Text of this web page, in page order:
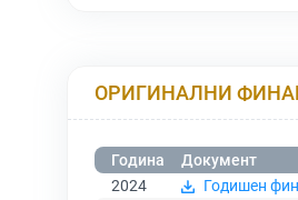
ОРИГИНАЛНИ
Година
Документ
2024
Годишен